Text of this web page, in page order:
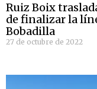
Ruiz Boix
de finalizar la
Bobadilla
27 de octubre de 2022